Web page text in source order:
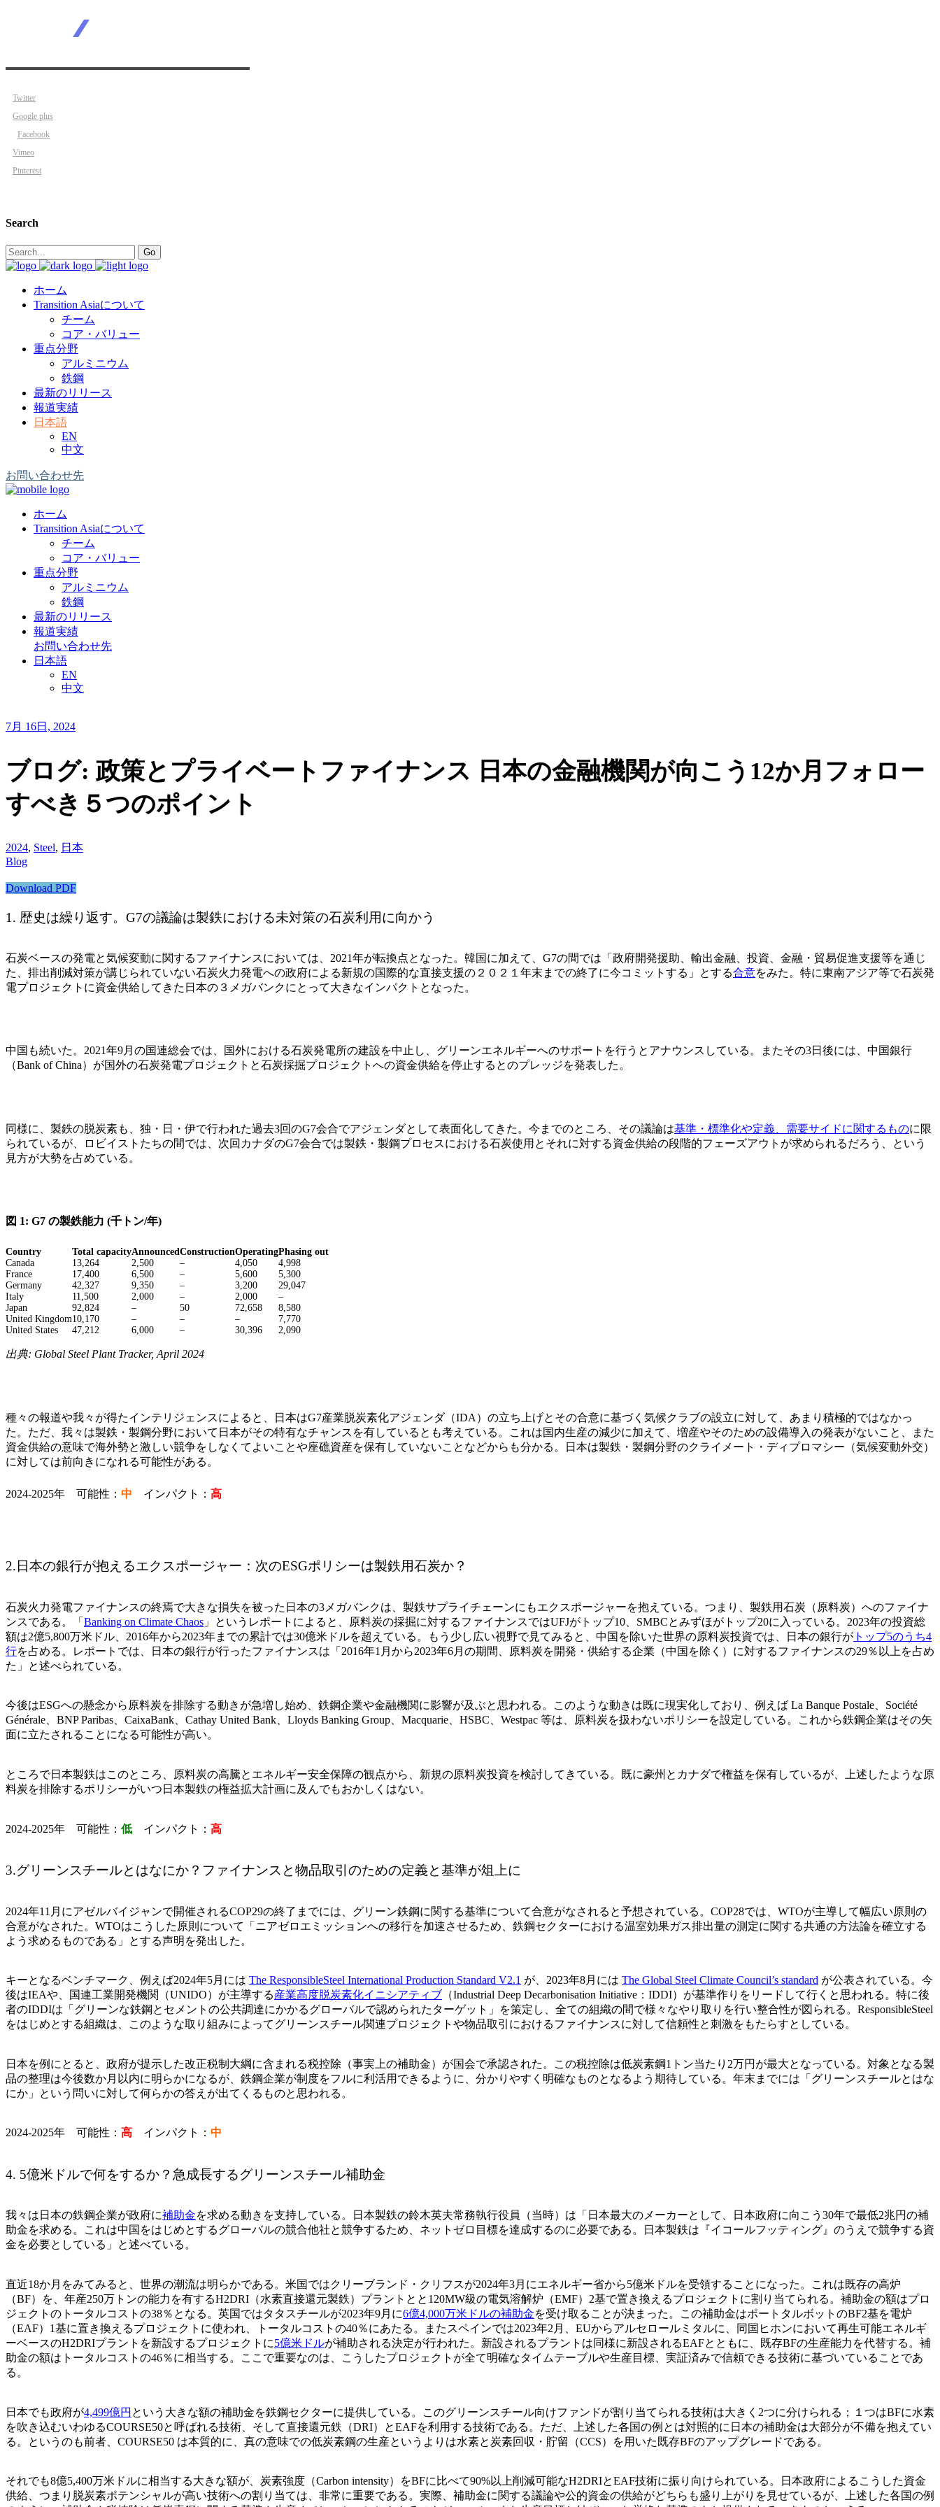
Twitter
Google plus
Facebook
Vimeo
Pinterest
Search
Search
for:
Go
ホーム
Transition Asiaについて
チーム
コア・バリュー
重点分野
アルミニウム
鉄鋼
最新のリリース
報道実績
日本語
EN
中文
お問い合わせ先
ホーム
Transition Asiaについて
チーム
コア・バリュー
重点分野
アルミニウム
鉄鋼
最新のリリース
報道実績
お問い合わせ先
日本語
EN
中文
7月 16日, 2024
ブログ: 政策とプライベートファイナンス 日本の金融機関が向こう12か月フォロー
すべき５つのポイント
2024, Steel, 日本
Blog
Download PDF
1. 歴史は繰り返す。G7の議論は製鉄における未対策の石炭利用に向かう
石炭ベースの発電と気候変動に関するファイナンスにおいては、2021年が転換点となった。韓国に加えて、G7の間では「政府開発援助、輸出金融、投資、金融・貿易促進支援等を通じ
た、排出削減対策が講じられていない石炭火力発電への政府による新規の国際的な直接支援の２０２１年末までの終了に今コミットする」とする合意をみた。特に東南アジア等で石炭発
電プロジェクトに資金供給してきた日本の３メガバンクにとって大きなインパクトとなった。
中国も続いた。2021年9月の国連総会では、国外における石炭発電所の建設を中止し、グリーンエネルギーへのサポートを行うとアナウンスしている。またその3日後には、中国銀行
（Bank of China）が国外の石炭発電プロジェクトと石炭採掘プロジェクトへの資金供給を停止するとのプレッジを発表した。
同様に、製鉄の脱炭素も、独・日・伊で行われた過去3回のG7会合でアジェンダとして表面化してきた。今までのところ、その議論は基準・標準化や定義、需要サイドに関するものに限
られているが、ロビイストたちの間では、次回カナダのG7会合では製鉄・製鋼プロセスにおける石炭使用とそれに対する資金供給の段階的フェーズアウトが求められるだろう、という
見方が大勢を占めている。
図 1: G7 の製鉄能力 (千トン/年)
Country Total capacityAnnouncedConstructionOperatingPhasing out
Canada
13,264 2,500 – 4,050
4,998
France
17,400 6,500 – 5,600
5,300
Germany
42,327 9,350 – 3,200
29,047
Italy
11,500 2,000 – 2,000
–
Japan
92,824 – 50 72,658
8,580
United Kingdom10,170 – – –
7,770
United States
47,212 6,000 – 30,396 2,090
出典: Global Steel Plant Tracker, April 2024
種々の報道や我々が得たインテリジェンスによると、日本はG7産業脱炭素化アジェンダ（IDA）の立ち上げとその合意に基づく気候クラブの設立に対して、あまり積極的ではなかっ
た。ただ、我々は製鉄・製鋼分野において日本がその特有なチャンスを有しているとも考えている。これは国内生産の減少に加えて、増産やそのための設備導入の発表がないこと、また
資金供給の意味で海外勢と激しい競争をしなくてよいことや座礁資産を保有していないことなどからも分かる。日本は製鉄・製鋼分野のクライメート・ディプロマシー（気候変動外交）
に対しては前向きになれる可能性がある。
2024‐2025年 可能性： 中 インパクト： 高
2.日本の銀行が抱えるエクスポージャー：次のESGポリシーは製鉄用石炭か？
石炭火力発電ファイナンスの終焉で大きな損失を被った日本の3メガバンクは、製鉄サプライチェーンにもエクスポージャーを抱えている。つまり、製鉄用石炭（原料炭）へのファイナ
ンスである。
「 Banking on Climate Chaos 」
というレポートによると、原料炭の採掘に対するファイナンスではUFJがトップ10、SMBCとみずほがトップ20に入っている。2023年の投資総
額は2億5,800万米ドル、2016年から2023年までの累計では30億米ドルを超えている。もう少し広い視野で見てみると、中国を除いた世界の原料炭投資では、日本の銀行が トップ5のうち4
行を占める。レポートでは、日本の銀行が行ったファイナンスは「2016年1月から2023年6月の期間、原料炭を開発・供給する企業（中国を除く）に対するファイナンスの29％以上を占め
た」と述べられている。
今後はESGへの懸念から原料炭を排除する動きが急増し始め、鉄鋼企業や金融機関に影響が及ぶと思われる。このような動きは既に現実化しており、例えば La Banque Postale、Société
Générale、BNP Paribas、CaixaBank、Cathay United Bank、Lloyds Banking Group、Macquarie、HSBC、Westpac 等は、原料炭を扱わないポリシーを設定している。これから鉄鋼企業はその矢
面に立たされることになる可能性が高い。
ところで日本製鉄はこのところ、原料炭の高騰とエネルギー安全保障の観点から、新規の原料炭投資を検討してきている。既に豪州とカナダで権益を保有しているが、上述したような原
料炭を排除するポリシーがいつ日本製鉄の権益拡大計画に及んでもおかしくはない。
2024‐2025年 可能性： 低 インパクト： 高
3.グリーンスチールとはなにか？ファイナンスと物品取引のための定義と基準が俎上に
2024年11月にアゼルバイジャンで開催されるCOP29の終了までには、グリーン鉄鋼に関する基準について合意がなされると予想されている。COP28では、WTOが主導して幅広い原則の
合意がなされた。WTOはこうした原則について「ニアゼロエミッションへの移行を加速させるため、鉄鋼セクターにおける温室効果ガス排出量の測定に関する共通の方法論を確立する
よう求めるものである」とする声明を発出した。
キーとなるベンチマーク、例えば2024年5月には The ResponsibleSteel International Production Standard V2.1 が、2023年8月には The Global Steel Climate Council’s standard が公表されている。今
後はIEAや、国連工業開発機関（UNIDO）が主導する産業高度脱炭素化イニシアティブ （Industrial Deep Decarbonisation Initiative：IDDI）が基準作りをリードして行くと思われる。特に後
者のIDDIは「グリーンな鉄鋼とセメントの公共調達にかかるグローバルで認められたターゲット」を策定し、全ての組織の間で様々なやり取りを行い整合性が図られる。ResponsibleSteel
をはじめとする組織は、このような取り組みによってグリーンスチール関連プロジェクトや物品取引におけるファイナンスに対して信頼性と刺激をもたらすとしている。
日本を例にとると、政府が提示した改正税制大綱に含まれる税控除（事実上の補助金）が国会で承認された。この税控除は低炭素鋼1トン当たり2万円が最大となっている。対象となる製
品の整理は今後数か月以内に明らかになるが、鉄鋼企業が制度をフルに利活用できるように、分かりやすく明確なものとなるよう期待している。年末までには「グリーンスチールとはな
にか」という問いに対して何らかの答えが出てくるものと思われる。
2024‐2025年 可能性： 高 インパクト： 中
4. 5億米ドルで何をするか？急成長するグリーンスチール補助金
我々は日本の鉄鋼企業が政府に補助金を求める動きを支持している。日本製鉄の鈴木英夫常務執行役員（当時）は「日本最大のメーカーとして、日本政府に向こう30年で最低2兆円の補
助金を求める。これは中国をはじめとするグローバルの競合他社と競争するため、ネットゼロ目標を達成するのに必要である。日本製鉄は『イコールフッティング』のうえで競争する資
金を必要としている」と述べている。
直近18か月をみてみると、世界の潮流は明らかである。米国ではクリーブランド・クリフスが2024年3月にエネルギー省から5億米ドルを受領することになった。これは既存の高炉
（BF）を、年産250万トンの能力を有するH2DRI（水素直接還元製鉄）プラントとと120MW級の電気溶解炉（EMF）2基で置き換えるプロジェクトに割り当てられる。補助金の額はプロ
ジェクトのトータルコストの38％となる。英国ではタタスチールが2023年9月に6億4,000万米ドルの補助金を受け取ることが決まった。この補助金はポートタルボットのBF2基を電炉
（EAF）1基に置き換えるプロジェクトに使われ、トータルコストの40％にあたる。またスペインでは2023年2月、EUからアルセロールミタルに、同国ヒホンにおいて再生可能エネルギ
ーベースのH2DRIプラントを新設するプロジェクトに5億米ドルが補助される決定が行われた。新設されるプラントは同様に新設されるEAFとともに、既存BFの生産能力を代替する。補
助金の額はトータルコストの46％に相当する。ここで重要なのは、こうしたプロジェクトが全て明確なタイムテーブルや生産目標、実証済みで信頼できる技術に基づいていることであ
る。
日本でも政府が4,499億円 という大きな額の補助金を鉄鋼セクターに提供している。このグリーンスチール向けファンドが割り当てられる技術は大きく2つに分けられる；１つはBFに水素
を吹き込むいわゆるCOURSE50と呼ばれる技術、そして直接還元鉄（DRI）とEAFを利用する技術である。ただ、上述した各国の例とは対照的に日本の補助金は大部分が不備を抱えてい
る。というのも前者、COURSE50 は本質的に、真の意味での低炭素鋼の生産というよりは水素と炭素回収・貯留（CCS）を用いた既存BFのアップグレードである。
それでも8億5,400万米ドルに相当する大きな額が、炭素強度（Carbon intensity）をBFに比べて90%以上削減可能なH2DRIとEAF技術に振り向けられている。日本政府によるこうした資金
供給、つまり脱炭素ポテンシャルが高い技術への割り当ては、非常に重要である。実際、補助金に関する議論や公的資金の供給がどちらも盛り上がりを見せているが、上述した各国の例